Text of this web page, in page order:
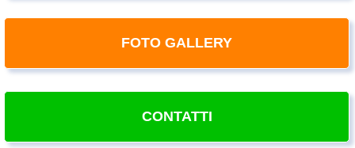
FOTO GALLERY
CONTATTI